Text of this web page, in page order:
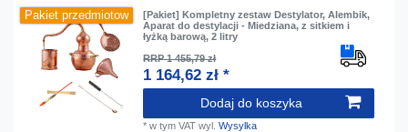
Pakiet przedmiotow
[Pakiet] Kompletny zestaw Destylator, Alembik,
Aparat do destylacji - Miedziana, z sitkiem i
łyżką barową, 2 litry
RRP 1 455,79 zł
1 164,62 zł *
Dodaj do koszyka
*w tym VAT wyl.Wysylka